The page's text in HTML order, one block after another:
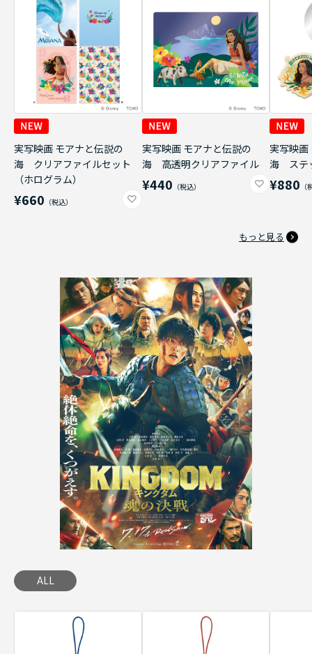
実写映画 モアナと伝説の
海 クリアファイルセット
（ホログラム）
¥660
実写映画 モアナと伝説の
海 高透明クリアファイル
¥440
実写映画
海 ステ
¥880
もっと見る
ALL